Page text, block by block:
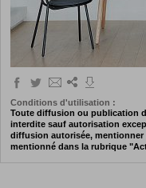
Conditions d'utilisation :
Toute diffusion ou publication
interdite sauf autorisation
diffusion autorisée, mentionner
mentionné dans la rubrique